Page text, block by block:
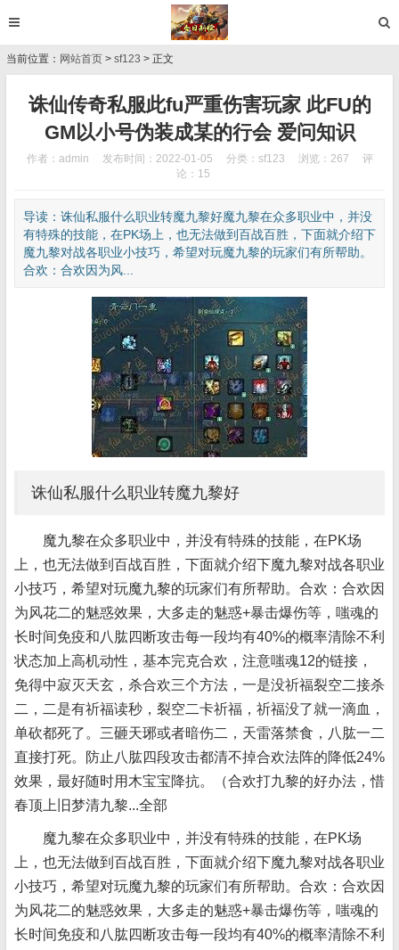
当前位置： 网站首页 > sf123 > 正文
诛仙传奇私服此fu严重伤害玩家 此FU的
GM以小号伪装成某的行会 爱问知识
作者：admin 发布时间：2022-01-05 分类： sf123 浏览：267
评
论：15
导读：诛仙私服什么职业转魔九黎好魔九黎在众多职业中，并没
有特殊的技能，在PK场上，也无法做到百战百胜，下面就介绍下
魔九黎对战各职业小技巧，希望对玩魔九黎的玩家们有所帮助。
合欢：合欢因为风...
诛仙私服什么职业转魔九黎好
魔九黎在众多职业中，并没有特殊的技能，在PK场
上，也无法做到百战百胜，下面就介绍下魔九黎对战各职业
小技巧，希望对玩魔九黎的玩家们有所帮助。合欢：合欢因
为风花二的魅惑效果，大多走的魅惑+暴击爆伤等，嗤魂的
长时间免疫和八肱四断攻击每一段均有40%的概率清除不利
状态加上高机动性，基本完克合欢，注意嗤魂12的链接，
免得中寂灭天玄，杀合欢三个方法，一是没祈福裂空二接杀
二，二是有祈福读秒，裂空二卡祈福，祈福没了就一滴血，
单砍都死了。三砸天琊或者暗伤二，天雷落禁食，八肱一二
直接打死。防止八肱四段攻击都清不掉合欢法阵的降低24%
效果，最好随时用木宝宝降抗。（合欢打九黎的好办法，惜
春顶上旧梦清九黎...全部
魔九黎在众多职业中，并没有特殊的技能，在PK场
上，也无法做到百战百胜，下面就介绍下魔九黎对战各职业
小技巧，希望对玩魔九黎的玩家们有所帮助。合欢：合欢因
为风花二的魅惑效果，大多走的魅惑+暴击爆伤等，嗤魂的
长时间免疫和八肱四断攻击每一段均有40%的概率清除不利